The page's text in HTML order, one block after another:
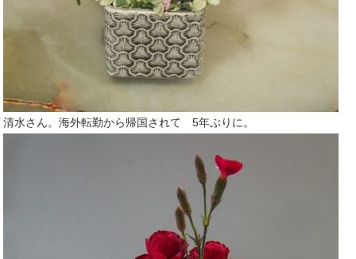
清水さん。海外転勤から帰国されて 5年ぶりに。